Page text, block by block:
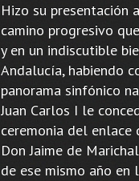
Hizo su presentación
camino progresivo
y en un indiscutible
Andalucía, habiendo
panorama sinfónico
Juan Carlos I le
ceremonia del enlace
Don Jaime de
de ese mismo año en